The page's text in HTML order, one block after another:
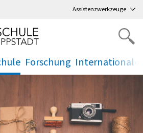
Assistenzwerkzeuge
Forschung
. .